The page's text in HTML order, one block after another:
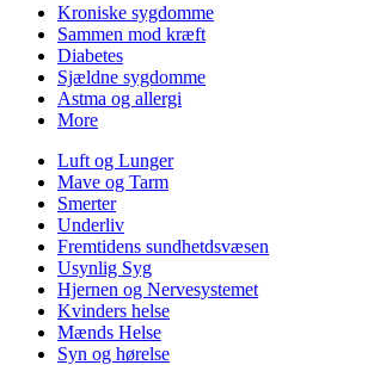
Kroniske sygdomme
Sammen mod kræft
Diabetes
Sjældne sygdomme
Astma og allergi
More
Luft og Lunger
Mave og Tarm
Smerter
Underliv
Fremtidens sundhetdsvæsen
Usynlig Syg
Hjernen og Nervesystemet
Kvinders helse
Mænds Helse
Syn og hørelse